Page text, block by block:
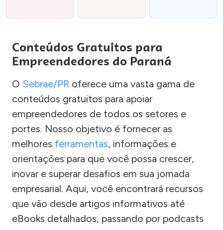
Conteúdos Gratuitos para
Empreendedores do Paraná
O Sebrae/PR oferece uma vasta gama de
conteúdos gratuitos para apoiar
empreendedores de todos os setores e
portes. Nosso objetivo é fornecer as
melhores ferramentas, informações e
orientações para que você possa crescer,
inovar e superar desafios em sua jornada
empresarial. Aqui, você encontrará recursos
que vão desde artigos informativos até
eBooks detalhados, passando por podcasts